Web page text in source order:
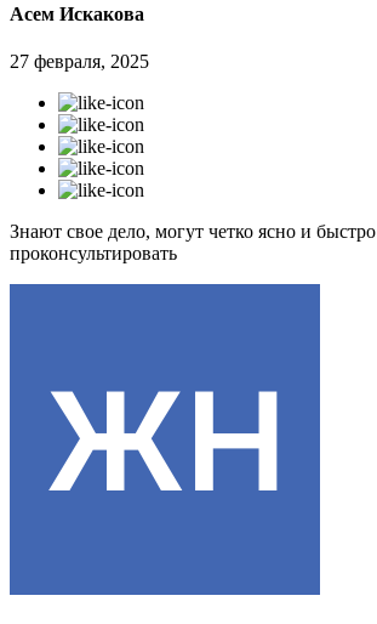
Асем Искакова
27 февраля, 2025
Знают свое дело, могут четко ясно и быстро
проконсультировать